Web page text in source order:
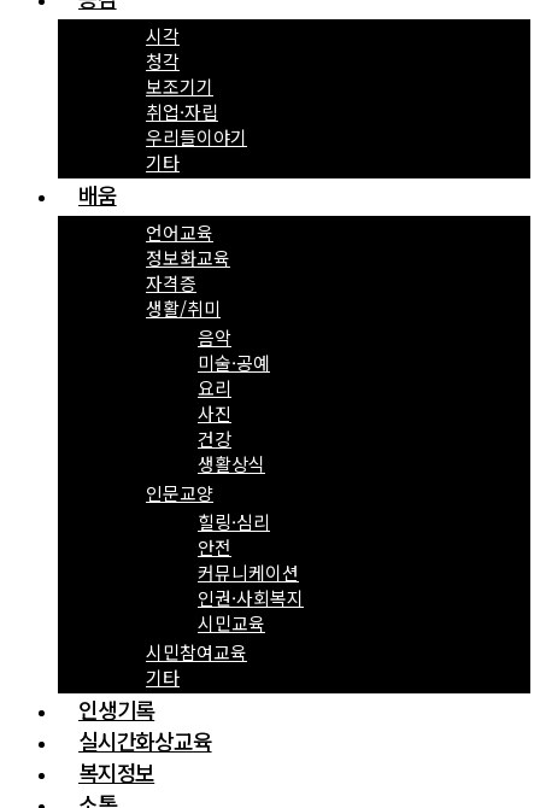
시각
청각
보조기기
취업·자립
우리들이야기
기타
배움
언어교육
정보화교육
자격증
생활/취미
음악
미술·공예
요리
사진
건강
생활상식
인문교양
힐링·심리
안전
커뮤니케이션
인권·사회복지
시민교육
시민참여교육
기타
인생기록
실시간화상교육
복지정보